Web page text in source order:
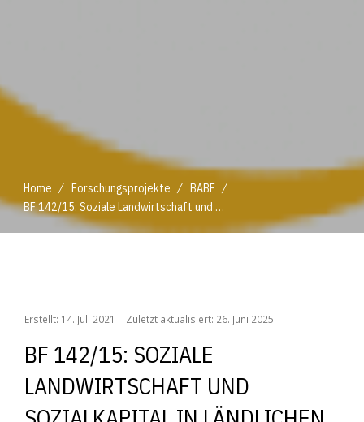
Home / Forschungsprojekte / BABF /
BF 142/15: Soziale Landwirtschaft und Sozialkapital in ländlichen Regionen
Erstellt: 14. Juli 2021 Zuletzt aktualisiert: 26. Juni 2025
BF 142/15: SOZIALE
LANDWIRTSCHAFT UND